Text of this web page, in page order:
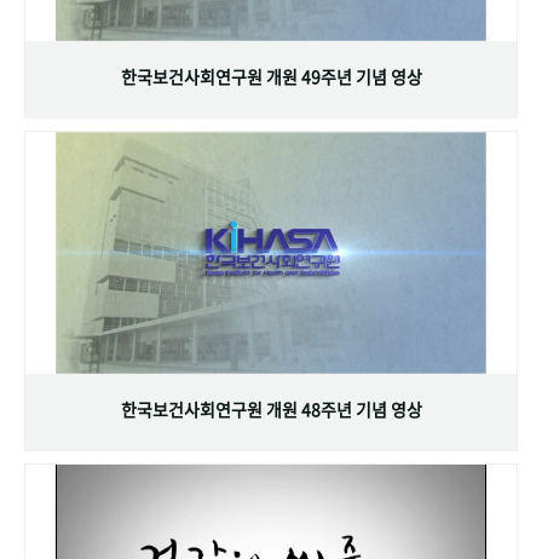
성과 50선 숫자로 보는 50년
VR 역사관
한국보건사회연구원 개원 49주년 기념 영상
한국보건사회연구원 개원 48주년 기념 영상